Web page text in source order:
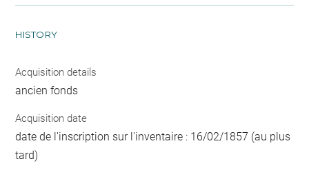
HISTORY
Acquisition details
ancien fonds
Acquisition date
date de l'inscription sur l'inventaire : 16/02/1857 (au plus
tard)